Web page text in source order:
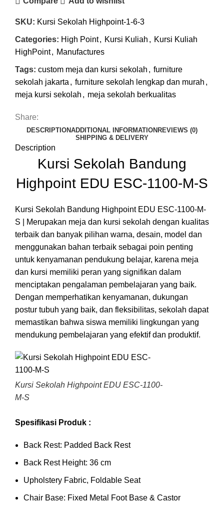
SKU: Kursi Sekolah Highpoint-1-6-3
Categories: High Point, Kursi Kuliah , Kursi Kuliah
HighPoint, Manufactures
Tags: custom meja dan kursi sekolah , furniture
sekolah jakarta , furniture sekolah lengkap dan murah ,
meja kursi sekolah , meja sekolah berkualitas
Share:
DESCRIPTIONADDITIONAL INFORMATIONREVIEWS (0)
SHIPPING & DELIVERY
Description
Kursi Sekolah Bandung
Highpoint EDU ESC-1100-M-S
Kursi Sekolah Bandung Highpoint EDU ESC-1100-M-
S | Merupakan meja dan kursi sekolah dengan kualitas
terbaik dan banyak pilihan warna, desain, model dan
menggunakan bahan terbaik sebagai poin penting
untuk kenyamanan pendukung belajar, karena meja
dan kursi memiliki peran yang signifikan dalam
menciptakan pengalaman pembelajaran yang baik.
Dengan memperhatikan kenyamanan, dukungan
postur tubuh yang baik, dan fleksibilitas, sekolah dapat
memastikan bahwa siswa memiliki lingkungan yang
mendukung pembelajaran yang efektif dan produktif.
Kursi Sekolah Highpoint EDU ESC-1100-
M-S
Spesifikasi Produk :
Back Rest: Padded Back Rest
Back Rest Height: 36 cm
Upholstery Fabric, Foldable Seat
Chair Base: Fixed Metal Foot Base & Castor